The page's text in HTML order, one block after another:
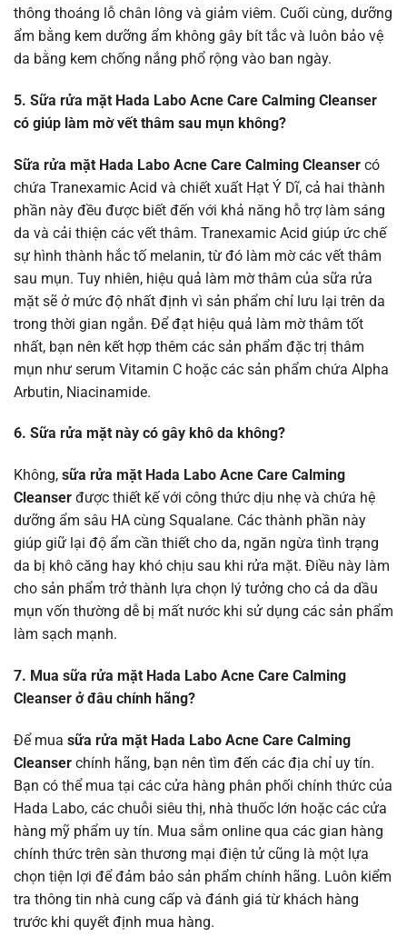
thông thoáng lỗ chân lông và giảm viêm. Cuối cùng, dưỡng
ẩm bằng kem dưỡng ẩm không gây bít tắc và luôn bảo vệ
da bằng kem chống nắng phổ rộng vào ban ngày.
5. Sữa rửa mặt Hada Labo Acne Care Calming Cleanser
có giúp làm mờ vết thâm sau mụn không?
Sữa rửa mặt Hada Labo Acne Care Calming Cleanser có
chứa Tranexamic Acid và chiết xuất Hạt Ý Dĩ, cả hai thành
phần này đều được biết đến với khả năng hỗ trợ làm sáng
da và cải thiện các vết thâm. Tranexamic Acid giúp ức chế
sự hình thành hắc tố melanin, từ đó làm mờ các vết thâm
sau mụn. Tuy nhiên, hiệu quả làm mờ thâm của sữa rửa
mặt sẽ ở mức độ nhất định vì sản phẩm chỉ lưu lại trên da
trong thời gian ngắn. Để đạt hiệu quả làm mờ thâm tốt
nhất, bạn nên kết hợp thêm các sản phẩm đặc trị thâm
mụn như serum Vitamin C hoặc các sản phẩm chứa Alpha
Arbutin, Niacinamide.
6. Sữa rửa mặt này có gây khô da không?
Không, sữa rửa mặt Hada Labo Acne Care Calming
Cleanser được thiết kế với công thức dịu nhẹ và chứa hệ
dưỡng ẩm sâu HA cùng Squalane. Các thành phần này
giúp giữ lại độ ẩm cần thiết cho da, ngăn ngừa tình trạng
da bị khô căng hay khó chịu sau khi rửa mặt. Điều này làm
cho sản phẩm trở thành lựa chọn lý tưởng cho cả da dầu
mụn vốn thường dễ bị mất nước khi sử dụng các sản phẩm
làm sạch mạnh.
7. Mua sữa rửa mặt Hada Labo Acne Care Calming
Cleanser ở đâu chính hãng?
Để mua sữa rửa mặt Hada Labo Acne Care Calming
Cleanser chính hãng, bạn nên tìm đến các địa chỉ uy tín.
Bạn có thể mua tại các cửa hàng phân phối chính thức của
Hada Labo, các chuỗi siêu thị, nhà thuốc lớn hoặc các cửa
hàng mỹ phẩm uy tín. Mua sắm online qua các gian hàng
chính thức trên sàn thương mại điện tử cũng là một lựa
chọn tiện lợi để đảm bảo sản phẩm chính hãng. Luôn kiểm
tra thông tin nhà cung cấp và đánh giá từ khách hàng
trước khi quyết định mua hàng.